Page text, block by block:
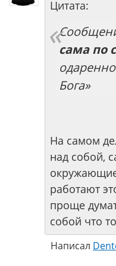
Цитата:
сама по
Бога»
На самом
над собой,
работают
проще
собой что
Написал